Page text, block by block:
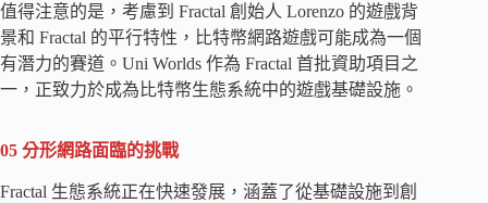
值得注意的是，考慮到 Fractal 創始人 Lorenzo 的遊戲背
景和 Fractal 的平行特性，比特幣網路遊戲可能成為一個
有潛力的賽道。Uni Worlds 作為 Fractal 首批資助項目之
一，正致力於成為比特幣生態系統中的遊戲基礎設施。
05 分形網路面臨的挑戰
Fractal 生態系統正在快速發展，涵蓋了從基礎設施到創